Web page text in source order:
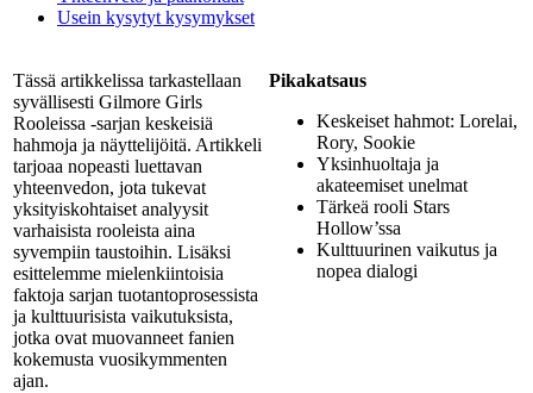
Usein kysytyt kysymykset
Tässä artikkelissa tarkastellaan
syvällisesti Gilmore Girls
Rooleissa -sarjan keskeisiä
hahmoja ja näyttelijöitä. Artikkeli
tarjoaa nopeasti luettavan
yhteenvedon, jota tukevat
yksityiskohtaiset analyysit
varhaisista rooleista aina
syvempiin taustoihin. Lisäksi
esittelemme mielenkiintoisia
faktoja sarjan tuotantoprosessista
ja kulttuurisista vaikutuksista,
jotka ovat muovanneet fanien
kokemusta vuosikymmenten
ajan.
Pikakatsaus
Keskeiset hahmot: Lorelai,
Rory, Sookie
Yksinhuoltaja ja
akateemiset unelmat
Tärkeä rooli Stars
Hollow’ssa
Kulttuurinen vaikutus ja
nopea dialogi